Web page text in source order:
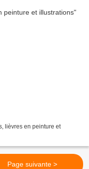
lièvres en peinture et
Page suivante >